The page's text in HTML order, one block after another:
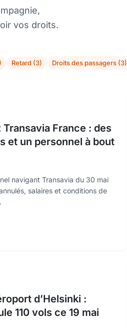
vos droits.
Retard (3) Droits des passagers (3)
France : des
et un personnel à bout
navigant Transavia du 30 mai
salaires et conditions de
d’Helsinki :
110 vols ce 19 mai